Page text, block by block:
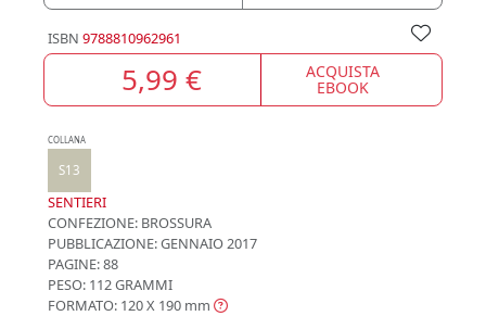
ISBN 9788810962961
5,99 € ACQUISTA
EBOOK
COLLANA
S13
SENTIERI
CONFEZIONE: BROSSURA
PUBBLICAZIONE:GENNAIO 2017
PAGINE: 88
PESO: 112 GRAMMI
FORMATO: 120 X 190 mm